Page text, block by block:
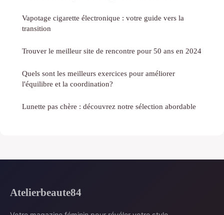
Vapotage cigarette électronique : votre guide vers la
transition
Trouver le meilleur site de rencontre pour 50 ans en 2024
Quels sont les meilleurs exercices pour améliorer
l'équilibre et la coordination?
Lunette pas chère : découvrez notre sélection abordable
Atelierbeaute84